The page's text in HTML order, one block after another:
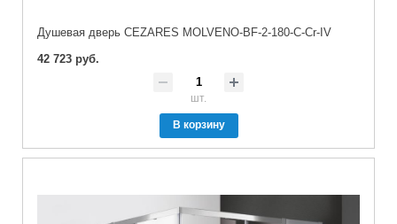
Душевая дверь CEZARES MOLVENO-BF-2-180-C-Cr-IV
42 723 руб.
шт.
В корзину